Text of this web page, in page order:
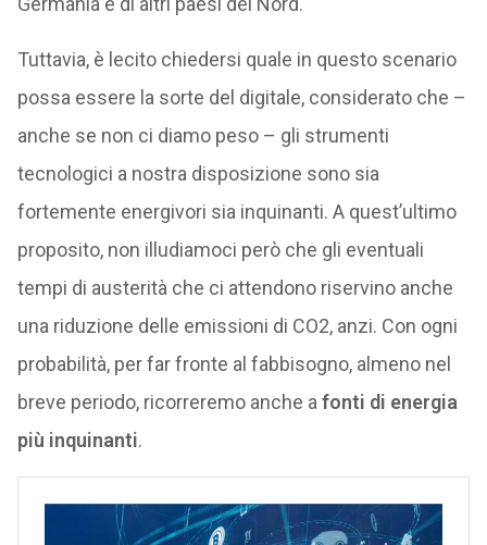
Tuttavia, è lecito chiedersi quale in questo scenario
possa essere la sorte del digitale, considerato che –
anche se non ci diamo peso – gli strumenti
tecnologici a nostra disposizione sono sia
fortemente energivori sia inquinanti. A quest’ultimo
proposito, non illudiamoci però che gli eventuali
tempi di austerità che ci attendono riservino anche
una riduzione delle emissioni di CO2, anzi. Con ogni
probabilità, per far fronte al fabbisogno, almeno nel
breve periodo, ricorreremo anche a fonti di energia
più inquinanti.